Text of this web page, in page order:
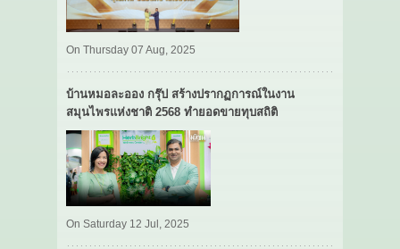
On Thursday 07 Aug, 2025
บ้านหมอละออง กรุ๊ป สร้างปรากฏการณ์ในงาน
สมุนไพรแห่งชาติ 2568 ทำยอดขายทุบสถิติ
On Saturday 12 Jul, 2025